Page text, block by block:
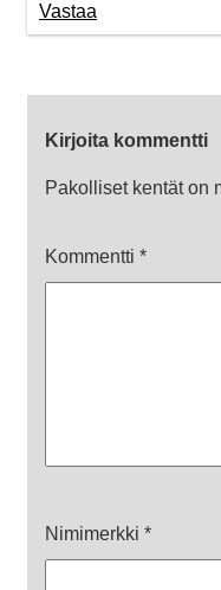
Vastaa
Kirjoita kommentti
Pakolliset kentät on
Kommentti *
Nimimerkki *